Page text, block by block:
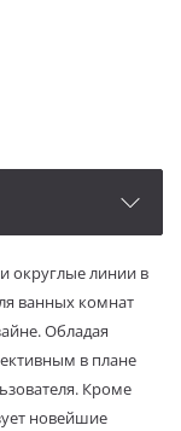
округлые линии в
ванных комнат
Обладая
в плане
Кроме
новейшие